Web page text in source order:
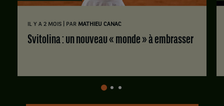
IL Y A 2 MOIS PAR MATHIEU CANAC
Svitolina : un nouveau « monde » à embrasser